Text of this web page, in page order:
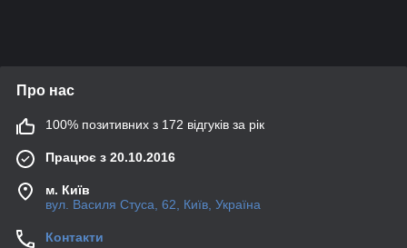
Про нас
100% позитивних з 172 відгуків за рік
Працює з 20.10.2016
м. Київ
вул. Василя Стуса, 62, Київ, Україна
Контакти